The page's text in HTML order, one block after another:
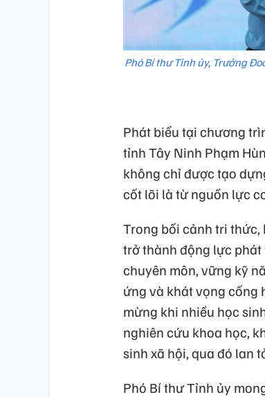
Phó Bí thư Tỉnh ủy, Trưởng
Phát biểu tại chương
tỉnh Tây Ninh Phạm
không chỉ được tạo
cốt lõi là từ nguồn lực
Trong bối cảnh tri thức,
trở thành động lực phát
chuyên môn, vững kỹ
ứng và khát vọng cống
mừng khi nhiều học
nghiên cứu khoa học,
sinh xã hội, qua đó lan
Phó Bí thư Tỉnh ủy